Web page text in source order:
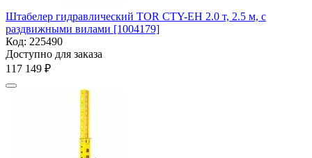
Штабелер гидравлический TOR CTY-EH 2.0 т, 2.5 м, с
раздвижными вилами [1004179]
Код: 225490
Доступно для заказа
117 149 ₽